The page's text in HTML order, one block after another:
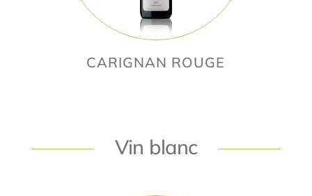
CARIGNAN ROUGE
Vin blanc